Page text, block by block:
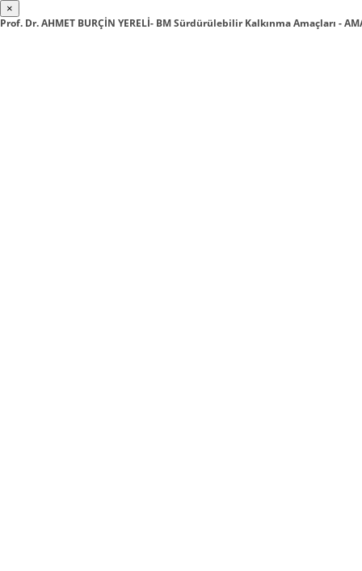
×
Prof. Dr. AHMET BURÇİN YERELİ- BM Sürdürülebilir Kalkınma Amaçları -